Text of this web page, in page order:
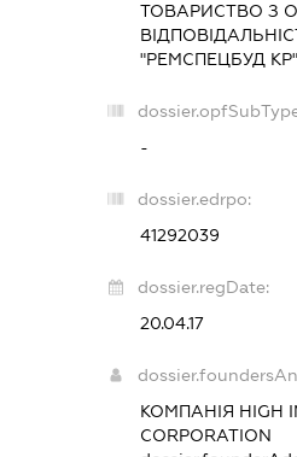
ТОВАРИСТВО З
"РЕМСПЕЦБУД КР"
-
dossier.edrpo:
41292039
dossier.regDate:
20.04.17
КОМПАНІЯ HIGH
CORPORATION